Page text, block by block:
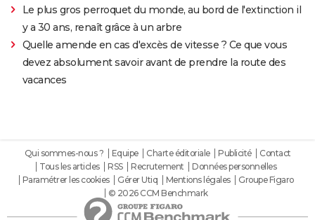
Le plus gros perroquet du monde, au bord de l'extinction il
y a 30 ans, renaît grâce à un arbre
Quelle amende en cas d'excès de vitesse ? Ce que vous
devez absolument savoir avant de prendre la route des
vacances
Qui sommes-nous ? Equipe Charte éditoriale Publicité
Contact
Tous les articles
RSS Recrutement
Données personnelles
Paramétrer les cookies
Gérer Utiq Mentions légales
Groupe Figaro
© 2026 CCM Benchmark